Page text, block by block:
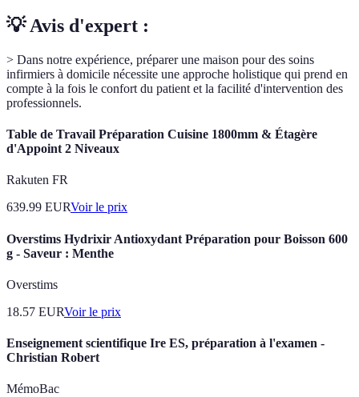
💡 Avis d'expert :
> Dans notre expérience, préparer une maison pour des soins
infirmiers à domicile nécessite une approche holistique qui prend en
compte à la fois le confort du patient et la facilité d'intervention des
professionnels.
Table de Travail Préparation Cuisine 1800mm & Étagère
d'Appoint 2 Niveaux
Rakuten FR
639.99 EURVoir le prix
Overstims Hydrixir Antioxydant Préparation pour Boisson 600
g - Saveur : Menthe
Overstims
18.57 EURVoir le prix
Enseignement scientifique Ire ES, préparation à l'examen -
Christian Robert
MémoBac